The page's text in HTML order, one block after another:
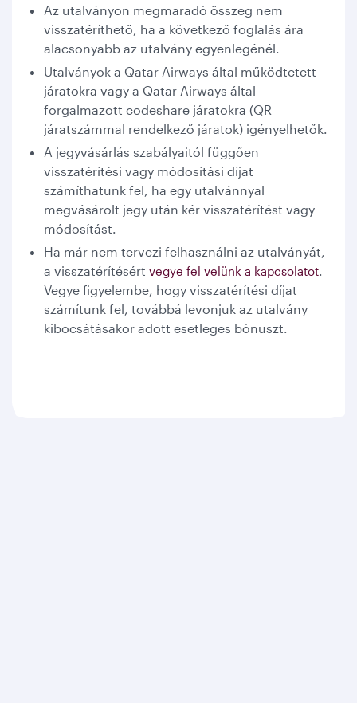
Az utalványon megmaradó összeg nem
visszatéríthető, ha a következő foglalás ára
alacsonyabb az utalvány egyenlegénél.
Utalványok a Qatar Airways által működtetett
járatokra vagy a Qatar Airways által
forgalmazott codeshare járatokra (QR
járatszámmal rendelkező járatok) igényelhetők.
A jegyvásárlás szabályaitól függően
visszatérítési vagy módosítási díjat
számíthatunk fel, ha egy utalvánnyal
megvásárolt jegy után kér visszatérítést vagy
módosítást.
Ha már nem tervezi felhasználni az utalványát,
a visszatérítésért vegye fel velünk a kapcsolatot.
Vegye figyelembe, hogy visszatérítési díjat
számítunk fel, továbbá levonjuk az utalvány
kibocsátásakor adott esetleges bónuszt.